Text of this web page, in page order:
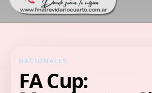
NACIONALES
FA Cup: